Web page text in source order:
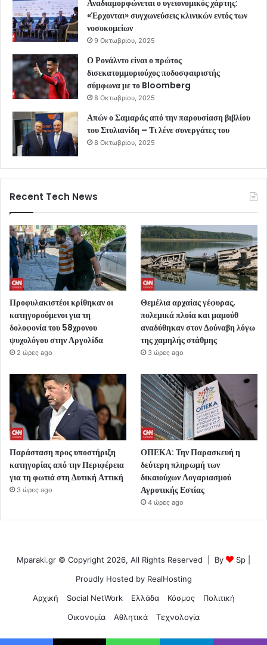
Αναδιαμορφώνεται ο υγειονομικός χάρτης:
«Έρχονται» συγχωνεύσεις κλινικών εντός των
νοσοκομείων
9 Οκτωβρίου, 2025
Ο Ρονάλντο είναι ο πρώτος
δισεκατομμυριούχος ποδοσφαιριστής
σύμφωνα με το Bloomberg
8 Οκτωβρίου, 2025
Απών ο Σαμαράς από την παρουσίαση βιβλίου
του Στυλιανίδη – Τι λένε συνεργάτες του
8 Οκτωβρίου, 2025
Recent Tech News
Προφυλακιστέοι κρίθηκαν οι
κατηγορούμενοι για τη
δολοφονία του 58χρονου
ψυχολόγου στην Αργολίδα
2 ώρες ago
Θεμέλια αρχαίας γέφυρας,
πολεμικά πλοία και μαμούθ
αναδύθηκαν στον Δούναβη λόγω
της χαμηλής στάθμης
3 ώρες ago
Παράσταση προς υποστήριξη
κατηγορίας από την Περιφέρεια
για τη φωτιά στη Δυτική Αττική
3 ώρες ago
ΟΠΕΚΑ: Την Παρασκευή η
δεύτερη πληρωμή των
δικαιούχων Λογαριασμού
Αγροτικής Εστίας
4 ώρες ago
Mparaki.gr © Copyright 2026, All Rights Reserved | By Sp
Proudly Hosted by RealHosting
Αρχική
Social NetWork Ελλάδα Κόσμος
Πολιτική
Οικονομία
Αθλητικά Τεχνολογία